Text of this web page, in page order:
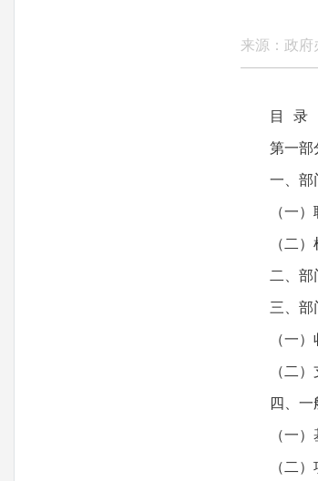
来源：政府
目 录
第一
一、部
（一
（二
二、部
三、部
（一
（二
四、
（一
（二